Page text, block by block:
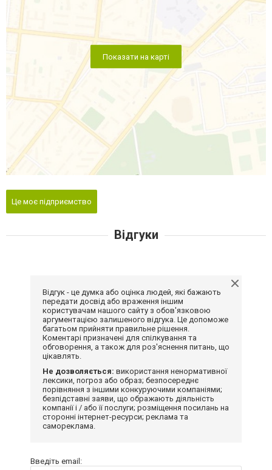
Показати на карті
Це моє підприємство
Відгуки
Відгук - це думка або оцінка людей, які бажають
передати досвід або враження іншим
користувачам нашого сайту з обов'язковою
аргументацією залишеного відгука. Це допоможе
багатьом прийняти правильне рішення.
Коментарі призначені для спілкування та
обговорення, а також для роз'яснення питань, що
цікавлять.
Не дозволяється: використання ненормативної
лексики, погроз або образ; безпосереднє
порівняння з іншими конкуруючими компаніями;
безпідставні заяви, що ображають діяльність
компанії і / або її послуги; розміщення посилань на
сторонні інтернет-ресурси; реклама та
самореклама.
Введіть email: